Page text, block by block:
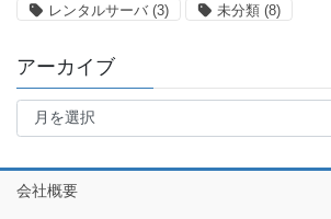
レンタルサーバ (3) 未分類 (8)
アーカイブ
ア
イ
ブ
会社概要